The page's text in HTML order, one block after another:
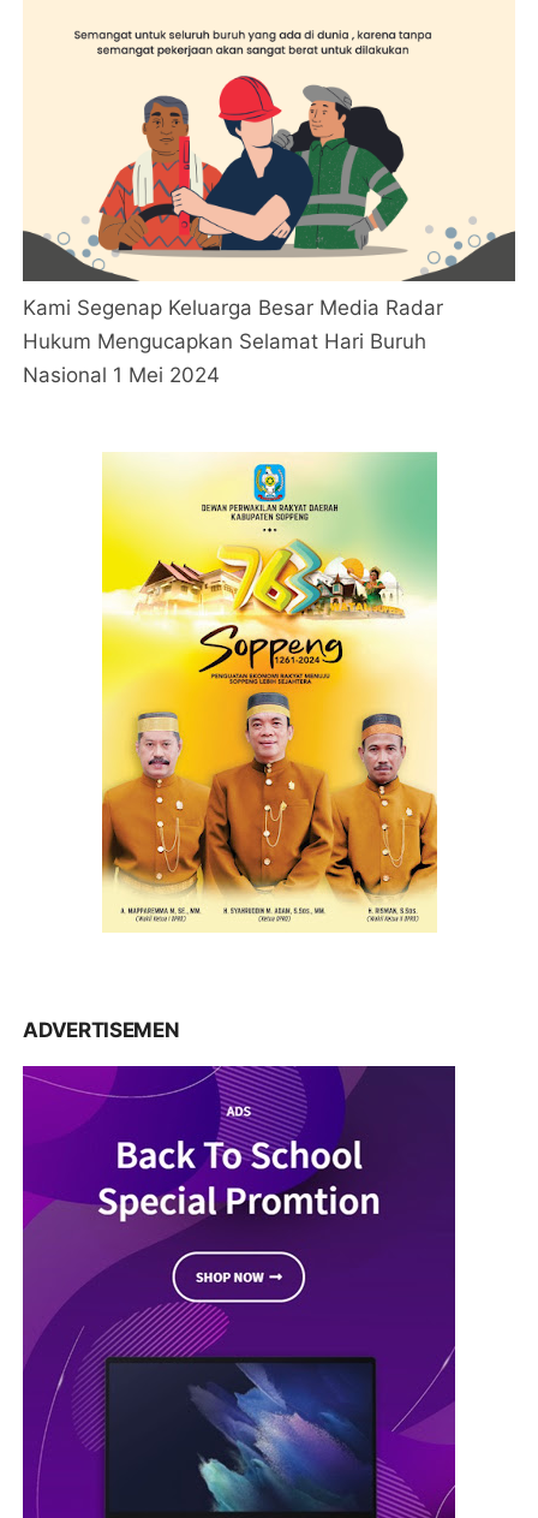
Kami Segenap Keluarga Besar Media Radar
Hukum Mengucapkan Selamat Hari Buruh
Nasional 1 Mei 2024
ADVERTISEMEN